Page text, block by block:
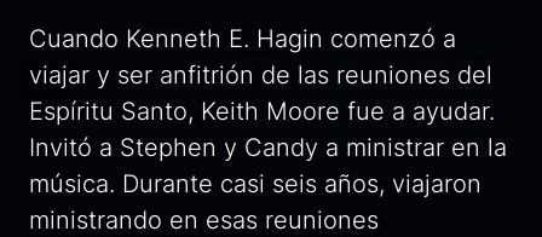
Cuando Kenneth E. Hagin comenzó a
viajar y ser anfitrión de las reuniones del
Espíritu Santo, Keith Moore fue a ayudar.
Invitó a Stephen y Candy a ministrar en la
música. Durante casi seis años, viajaron
ministrando en esas reuniones